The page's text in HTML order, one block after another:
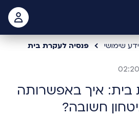
שימושי פנסיה לעקרת בית
02:20
בית: איך באפשרותה
חשובה?